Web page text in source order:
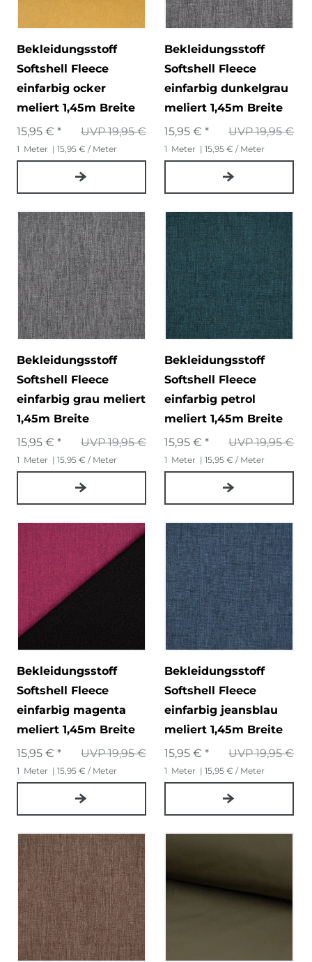
Bekleidungsstoff
Softshell Fleece
einfarbig ocker
meliert 1,45m Breite
UVP 19,95 €
15,95 € *
1 Meter | 15,95 € / Meter
Bekleidungsstoff
Softshell Fleece
einfarbig dunkelgrau
meliert 1,45m Breite
UVP 19,95 €
15,95 € *
1 Meter | 15,95 € / Meter
Bekleidungsstoff
Softshell Fleece
einfarbig grau meliert
1,45m Breite
UVP 19,95 €
15,95 € *
1 Meter | 15,95 € / Meter
Bekleidungsstoff
Softshell Fleece
einfarbig petrol
meliert 1,45m Breite
UVP 19,95 €
15,95 € *
1 Meter | 15,95 € / Meter
Bekleidungsstoff
Softshell Fleece
einfarbig magenta
meliert 1,45m Breite
UVP 19,95 €
15,95 € *
1 Meter | 15,95 € / Meter
Bekleidungsstoff
Softshell Fleece
einfarbig jeansblau
meliert 1,45m Breite
UVP 19,95 €
15,95 € *
1 Meter | 15,95 € / Meter